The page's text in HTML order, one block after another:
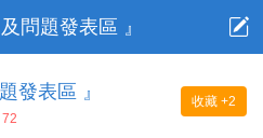
問題發表區 』
收藏 +2
發表區 』
72